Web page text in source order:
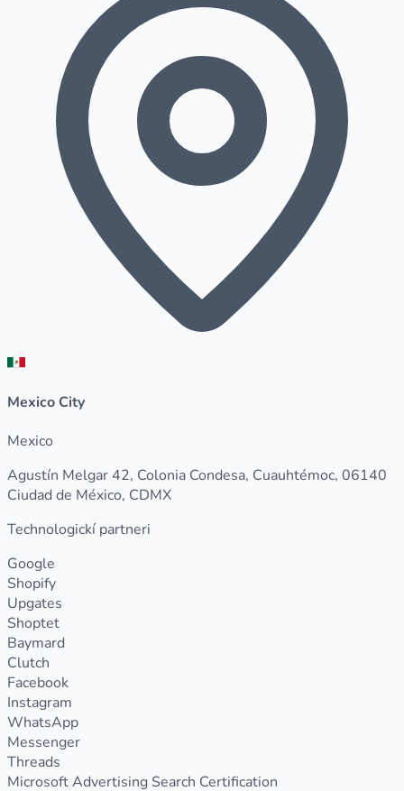
Mexico City
Mexico
Agustín Melgar 42, Colonia Condesa, Cuauhtémoc, 06140
Ciudad de México, CDMX
Technologickí partneri
Google
Shopify
Upgates
Shoptet
Baymard
Clutch
Facebook
Instagram
WhatsApp
Messenger
Threads
Microsoft Advertising Search Certification